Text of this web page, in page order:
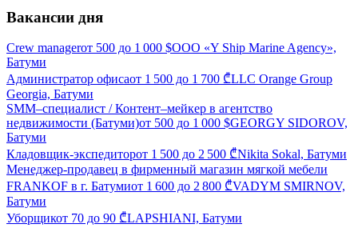
Вакансии дня
Crew managerот 500 до 1 000 $ООО «Y Ship Marine Agency»,
Батуми
Администратор офисаот 1 500 до 1 700 ₾LLC Orange Group
Georgia, Батуми
SMM–специалист / Контент–мейкер в агентство
недвижимости (Батуми)от 500 до 1 000 $GEORGY SIDOROV,
Батуми
Кладовщик-экспедиторот 1 500 до 2 500 ₾Nikita Sokal, Батуми
Менеджер-продавец в фирменный магазин мягкой мебели
FRANKOF в г. Батумиот 1 600 до 2 800 ₾VADYM SMIRNOV,
Батуми
Уборщикот 70 до 90 ₾LAPSHIANI, Батуми